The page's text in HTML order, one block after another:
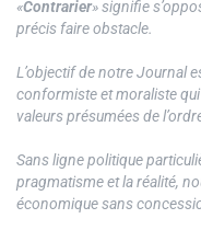
«Contrarier» signifie
précis faire obstacle.
L’objectif de notre Journal
conformiste et moraliste
valeurs présumées de
Sans ligne politique
pragmatisme et la réalité,
économique sans